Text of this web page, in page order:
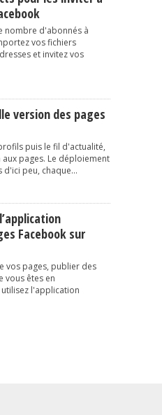
nombre d'abonnés à
vos fichiers
et invitez vos
version des pages
puis le fil d'actualité,
pages. Le déploiement
d'ici peu, chaque...
Facebook sur
vos pages, publier des
vous êtes en
l'application